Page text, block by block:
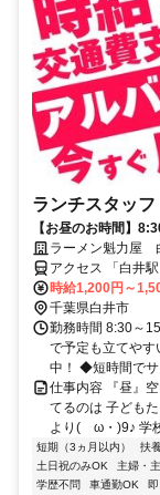
ランチスタッフ
【お昼のお時間】
養内OK！
ラーメン魁力屋
アクセス 「白井
交通費規定支給★
時給1,200円～
千葉県白井市
勤務時間 8:30～
で予定も立てや
中！ ◆短時間で
仕事内容 『昼』
てるのは 子ども
より(ゝω・)9♪ 学
短期（3ヵ月以内） 扶
土日祝のみOK
主婦・
学歴不問
車通勤OK